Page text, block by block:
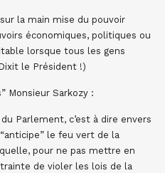
la main mise du pouvoir
économiques, politiques ou
lorsque tous les gens
le Président !)
Monsieur Sarkozy :
Parlement, c’est à dire envers
le feu vert de la
pour ne pas mettre en
de violer les lois de la